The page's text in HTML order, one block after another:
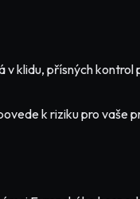
klidu, přísných
k riziku pro vaše